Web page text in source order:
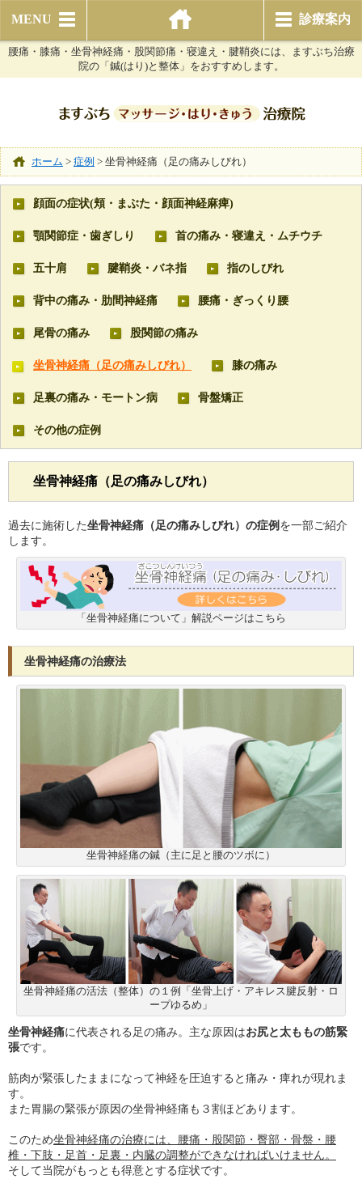
MENU 診療案内
腰痛・膝痛・坐骨神経痛・股関節痛・寝違え・腱鞘炎には、ますぶち治療
院の「鍼(はり)と整体」をおすすめします。
ホーム > 症例 > 坐骨神経痛（足の痛みしびれ）
顔面の症状(頬・まぶた・顔面神経麻痺)
顎関節症・歯ぎしり 首の痛み・寝違え・ムチウチ
五十肩 腱鞘炎・バネ指 指のしびれ
背中の痛み・肋間神経痛 腰痛・ぎっくり腰
尾骨の痛み 股関節の痛み
坐骨神経痛（足の痛みしびれ） 膝の痛み
足裏の痛み・モートン病 骨盤矯正
その他の症例
坐骨神経痛（足の痛みしびれ）
過去に施術した坐骨神経痛（足の痛みしびれ）の症例を一部ご紹介
します。
「坐骨神経痛について」解説ページはこちら
坐骨神経痛の治療法
坐骨神経痛の鍼（主に足と腰のツボに）
坐骨神経痛の活法（整体）の１例「坐骨上げ・アキレス腱反射・ロ
ープゆるめ」
坐骨神経痛に代表される足の痛み。主な原因はお尻と太ももの筋緊
張です。
筋肉が緊張したままになって神経を圧迫すると痛み・痺れが現れま
す。
また胃腸の緊張が原因の坐骨神経痛も３割ほどあります。
このため坐骨神経痛の治療には、腰痛・股関節・臀部・骨盤・腰
椎・下肢・足首・足裏・内臓の調整ができなければいけません。
そして当院がもっとも得意とする症状です。